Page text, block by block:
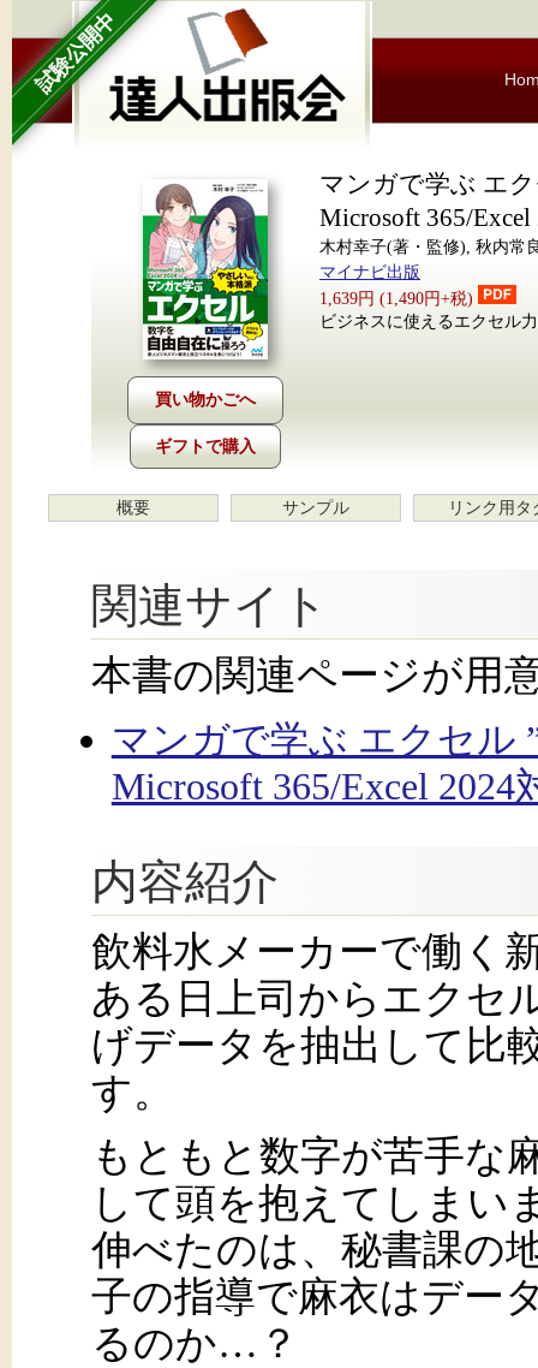
試験公開中
ギフトで購入
マンガで学ぶ エ
Microsoft 365/
木村幸子(著・監修), 秋内常
マイナビ出版
1,639円 (1,490円+税)
ビジネスに使えるエクセル
概要 サンプル リンク用タ
関連サイト
本書の関連ページが用
マンガで学ぶ エクセ
Microsoft 365/Excel
内容紹介
飲料水メーカーで働く
ある日上司からエクセ
げデータを抽出して比
す。
もともと数字が苦手な
して頭を抱えてしまい
伸べたのは、秘書課の
子の指導で麻衣はデー
るのか…？